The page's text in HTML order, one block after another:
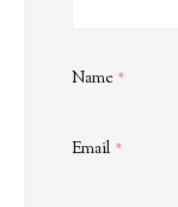
Name *
Email *